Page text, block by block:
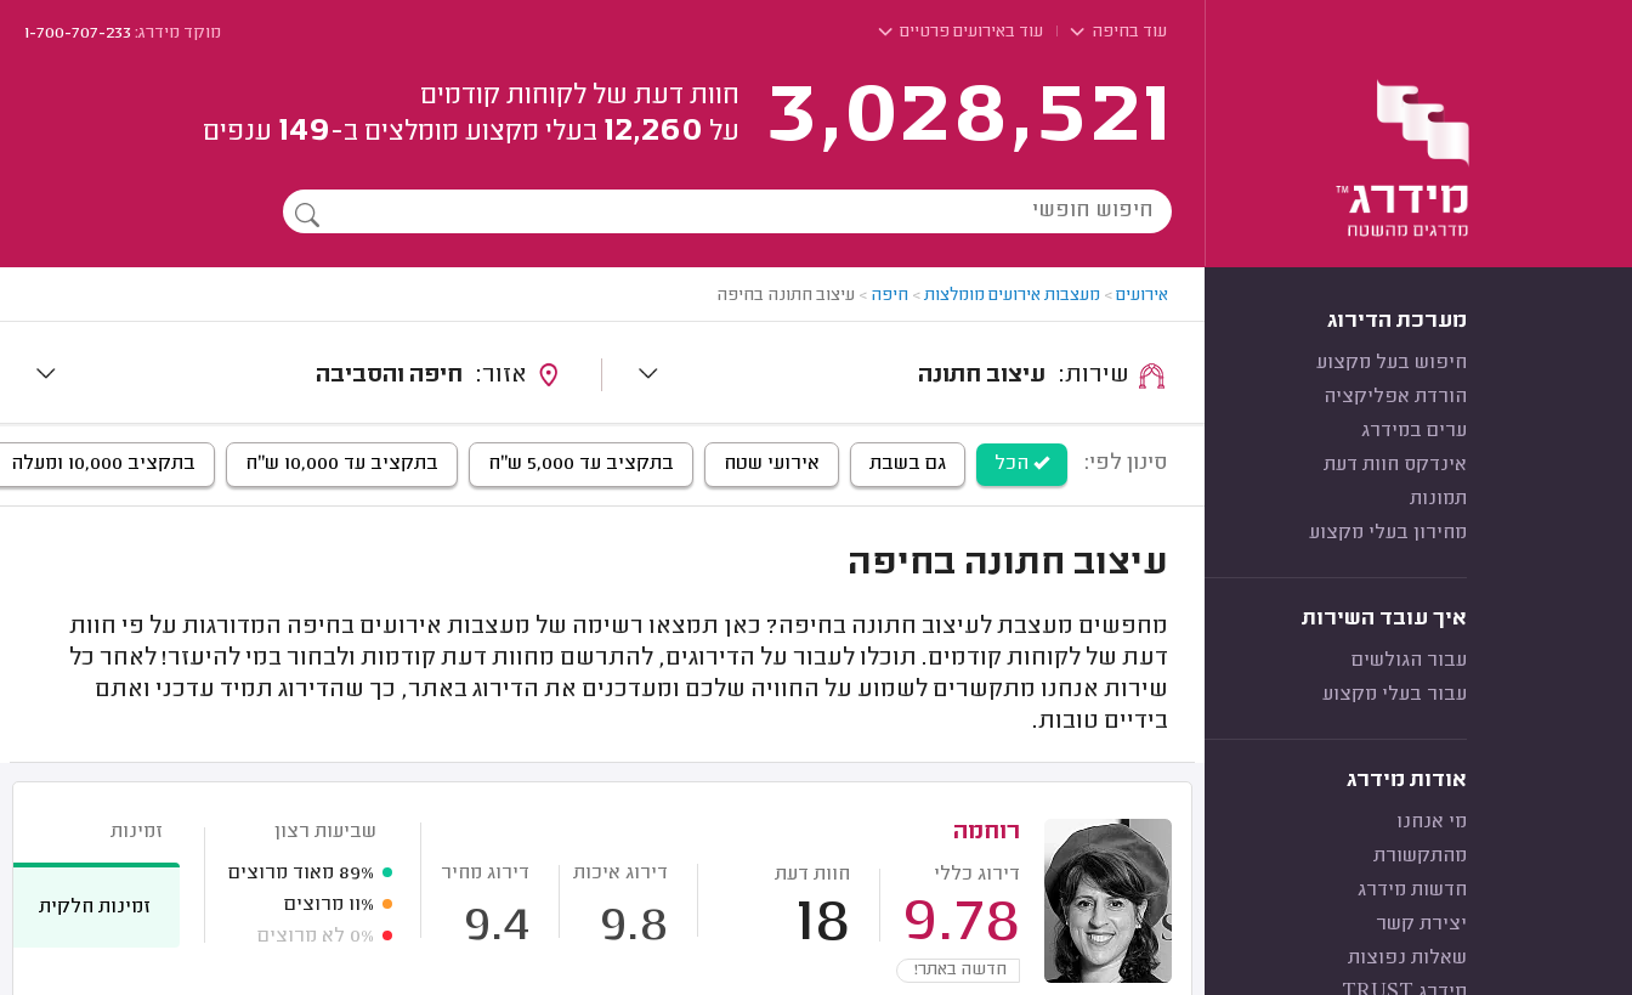
עוד בחיפה עוד באירועים פרטיים מוקד מידרג:1-700-707-233
3,028,521
חוות דעת של לקוחות קודמים
על 12,260 בעלי מקצוע מומלצים ב-149 ענפים
מערכת הדירוג
חיפוש בעל מקצוע
הורדת אפליקציה
ערים במידרג
אינדקס חוות דעת
תמונות
מחירון בעלי מקצוע
איך עובד השירות
עבור הגולשים
עבור בעלי מקצוע
אודות מידרג
מי אנחנו
מהתקשורת
חדשות מידרג
יצירת קשר
שאלות נפוצות
אירועים> מעצבות אירועים מומלצות> חיפה > עיצוב חתונה בחיפה
עיצוב חתונה חיפה והסביבה
סינון לפי: הכל גם בשבת אירועי שטח בתקציב עד 5,000 ש"ח בתקציב עד 10,000 ש"ח בתקציב 10,000 ומעלה
עיצוב חתונה בחיפה
מחפשים מעצבת לעיצוב חתונה בחיפה? כאן תמצאו רשימה של מעצבות אירועים בחיפה המדורגות על פי חוות
דעת של לקוחות קודמים. תוכלו לעבור על הדירוגים, להתרשם מחוות דעת קודמות ולבחור במי להיעזר! לאחר כל
שירות אנחנו מתקשרים לשמוע על החוויה שלכם ומעדכנים את הדירוג באתר, כך שהדירוג תמיד עדכני ואתם
בידיים טובות.
רוחמה
דירוג כללי
9.78
חוות דעת
18
דירוג איכות
9.8
דירוג מחיר
9.4
חדשה באתר!
שביעות רצון
89% מאוד מרוצים
11% מרוצים
0% לא מרוצים
זמינות
זמינות חלקית